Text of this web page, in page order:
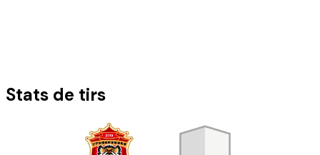
Stats de tirs